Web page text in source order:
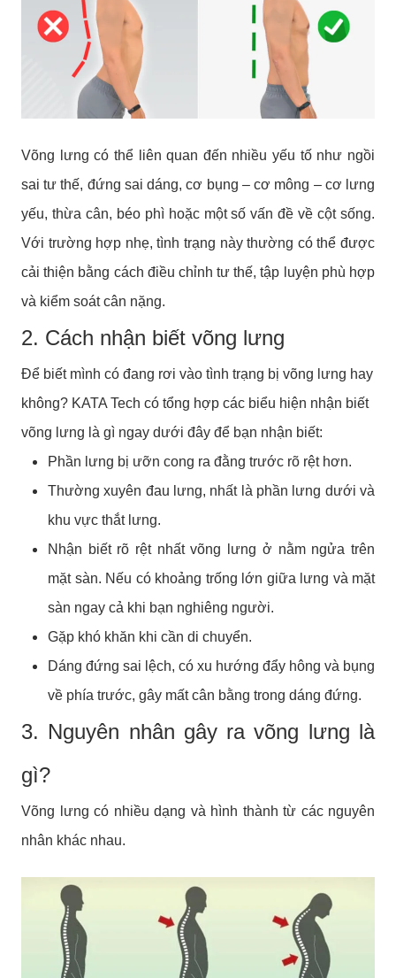
Võng lưng có thể liên quan đến nhiều yếu tố như ngồi
sai tư thế, đứng sai dáng, cơ bụng – cơ mông – cơ lưng
yếu, thừa cân, béo phì hoặc một số vấn đề về cột sống.
Với trường hợp nhẹ, tình trạng này thường có thể được
cải thiện bằng cách điều chỉnh tư thế, tập luyện phù hợp
và kiểm soát cân nặng.
2. Cách nhận biết võng lưng
Để biết mình có đang rơi vào tình trạng bị võng lưng hay
không? KATA Tech có tổng hợp các biểu hiện nhận biết
võng lưng là gì ngay dưới đây để bạn nhận biết:
Phần lưng bị ưỡn cong ra đằng trước rõ rệt hơn.
Thường xuyên đau lưng, nhất là phần lưng dưới và
khu vực thắt lưng.
Nhận biết rõ rệt nhất võng lưng ở nằm ngửa trên
mặt sàn. Nếu có khoảng trống lớn giữa lưng và mặt
sàn ngay cả khi bạn nghiêng người.
Gặp khó khăn khi cần di chuyển.
Dáng đứng sai lệch, có xu hướng đẩy hông và bụng
về phía trước, gây mất cân bằng trong dáng đứng.
3. Nguyên nhân gây ra võng lưng là
gì?
Võng lưng có nhiều dạng và hình thành từ các nguyên
nhân khác nhau.